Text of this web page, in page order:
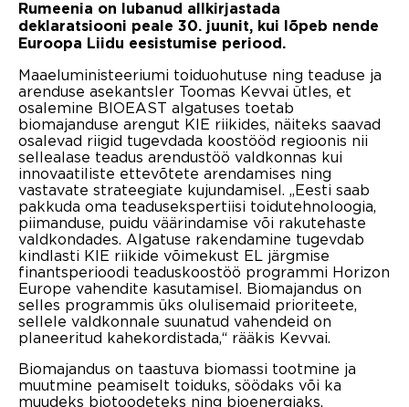
Rumeenia on lubanud allkirjastada
deklaratsiooni peale 30. juunit, kui lõpeb nende
Euroopa Liidu eesistumise periood.
Maaeluministeeriumi toiduohutuse ning teaduse ja
arenduse asekantsler Toomas Kevvai ütles, et
osalemine BIOEAST algatuses toetab
biomajanduse arengut KIE riikides, näiteks saavad
osalevad riigid tugevdada koostööd regioonis nii
sellealase teadus arendustöö valdkonnas kui
innovaatiliste ettevõtete arendamises ning
vastavate strateegiate kujundamisel. „Eesti saab
pakkuda oma teadusekspertiisi toidutehnoloogia,
piimanduse, puidu väärindamise või rakutehaste
valdkondades. Algatuse rakendamine tugevdab
kindlasti KIE riikide võimekust EL järgmise
finantsperioodi teaduskoostöö programmi Horizon
Europe vahendite kasutamisel. Biomajandus on
selles programmis üks olulisemaid prioriteete,
sellele valdkonnale suunatud vahendeid on
planeeritud kahekordistada,“ rääkis Kevvai.
Biomajandus on taastuva biomassi tootmine ja
muutmine peamiselt toiduks, söödaks või ka
muudeks biotoodeteks ning bioenergiaks.